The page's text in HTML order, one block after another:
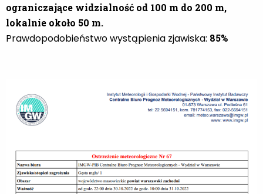
ograniczające widzialność od 100 m do 200 m,
lokalnie około 50 m.
Prawdopodobieństwo wystąpienia zjawiska: 85%